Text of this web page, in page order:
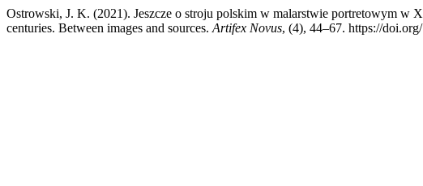
Ostrowski, J. K. (2021). Jeszcze o stroju polskim w malarstwie portretowym w
centuries. Between images and sources. Artifex Novus, (4), 44–67. https://